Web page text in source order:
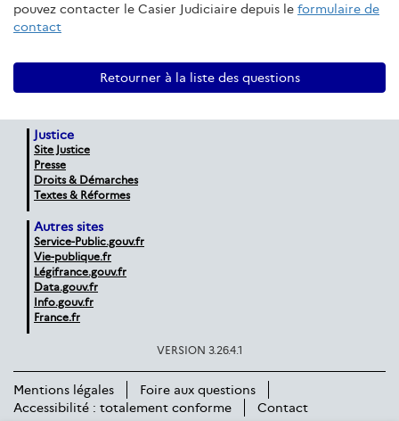
pouvez contacter le Casier Judiciaire depuis le formulaire de
contact
Retourner à la liste des questions
Justice
Site Justice
Presse
Droits & Démarches
Textes & Réformes
Autres sites
Service-Public.gouv.fr
Vie-publique.fr
Légifrance.gouv.fr
Data.gouv.fr
Info.gouv.fr
France.fr
VERSION 3.26.4.1
Mentions légales
Foire aux questions
Accessibilité : totalement conforme
Contact